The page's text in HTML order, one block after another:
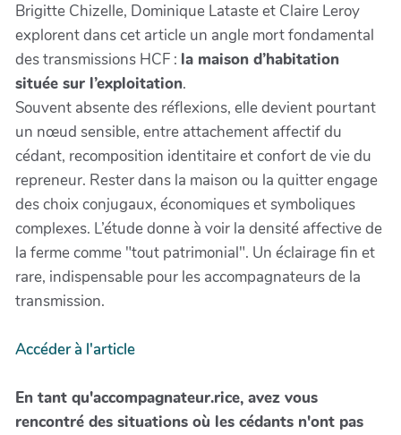
Brigitte Chizelle, Dominique Lataste et Claire Leroy
explorent dans cet article un angle mort fondamental
des transmissions HCF : la maison d’habitation
située sur l’exploitation.
Souvent absente des réflexions, elle devient pourtant
un nœud sensible, entre attachement affectif du
cédant, recomposition identitaire et confort de vie du
repreneur. Rester dans la maison ou la quitter engage
des choix conjugaux, économiques et symboliques
complexes. L’étude donne à voir la densité affective de
la ferme comme "tout patrimonial". Un éclairage fin et
rare, indispensable pour les accompagnateurs de la
transmission.
Accéder à l'article
En tant qu'accompagnateur.rice, avez vous
rencontré des situations où les cédants n'ont pas